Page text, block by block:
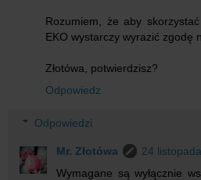
Rozumiem, że aby
EKO wystarczy wyrazić zgodę
Złotówa, potwierdzisz?
Odpowiedz
Odpowiedzi
Mr. Złotówa
24
Wymagane są wyłącznie